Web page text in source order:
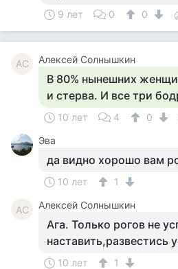
9 лет 0 0
АС Алексей Солнышкин
В 80% нынешних
и стерва. И все три
10 лет 4
0
Эва
да видно хорошо вам
10 лет 1
АС Алексей Солнышкин
Ага. Только рогов не
наставить,развестись
10 лет
1